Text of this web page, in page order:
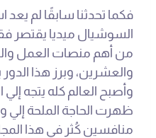
فكما تحدثنا سابقًا لم
السوشيال ميديا يقتصر
من أهم منصات العمل
والعشرين، وبرز هذا الدور
وأصبح العالم كله يتجه
ظهرت الحاجة الملحة
منافسين كُثر في هذا